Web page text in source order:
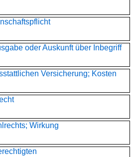
oder Auskunft über Inbegriff
Versicherung; Kosten
Wirkung